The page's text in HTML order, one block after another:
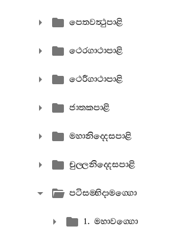
පෙතවත්‍ථුපාළි
ථෙරගාථාපාළි
ථෙරීගාථාපාළි
ජාතකපාළි
මහානිද‍්දෙසපාළි
චුල‍්ලනිද‍්දෙසපාළි
පටිසම‍්භිදාමග‍්ගො
1. මහාවග‍්ගො